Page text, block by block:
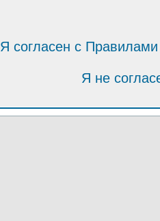
Я согласен с
Я не